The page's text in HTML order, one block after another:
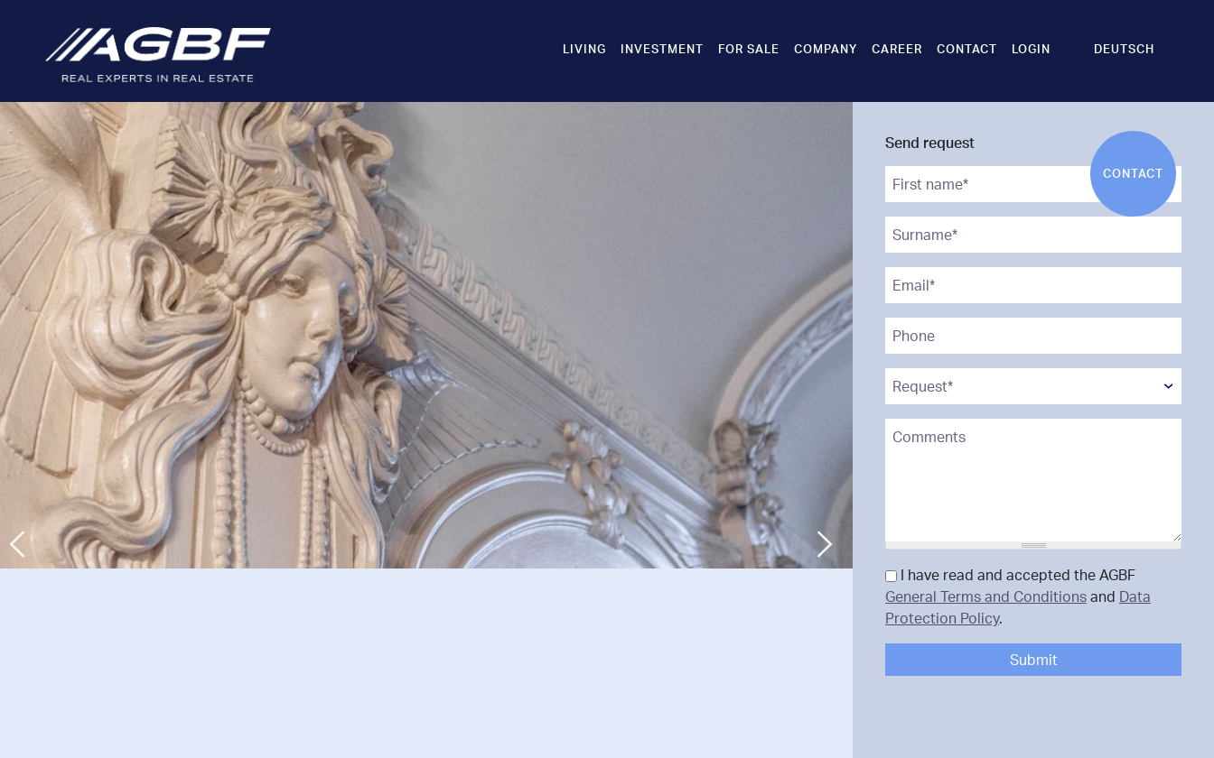
LIVING INVESTMENT FOR SALE COMPANY CAREER CONTACT LOGIN DEUTSCH
Send request
First name**
Surname**
Email**
Phone
Request**
Comments
Data Protection*
I have read and accepted the AGBF
General Terms and Conditions and Data
Protection Policy.
You are here
Previous Next
CONTACT